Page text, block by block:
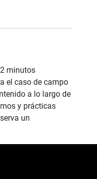
minutos
el caso de campo
a lo largo de
y prácticas
un